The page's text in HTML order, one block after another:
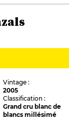
Vintage :
2005
Classification :
Grand cru blanc de
blancs millésimé